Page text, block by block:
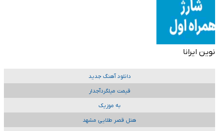
نوین ایرانا
دانلود آهنگ جدید
قیمت میلگردآجدار
به موزیک
هتل قصر طلایی مشهد